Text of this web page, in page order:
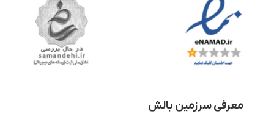
به یکی از مهم‌ترین دغدغه‌های افرادی تبدیل شده است که به
سلامت ستون فقرات و کیفیت خواب خود اهمیت می‌دهند.
هنگام خرید بالش طبی به چه نکاتی توجه کنیم؟
معرفی سرزمین بالش